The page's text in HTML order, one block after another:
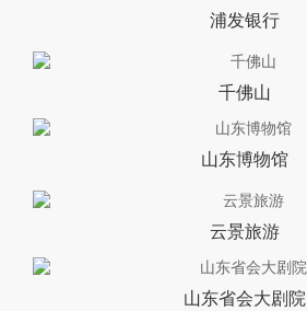
浦发银行
千佛山
山东博物馆
云景旅游
山东省会大剧院